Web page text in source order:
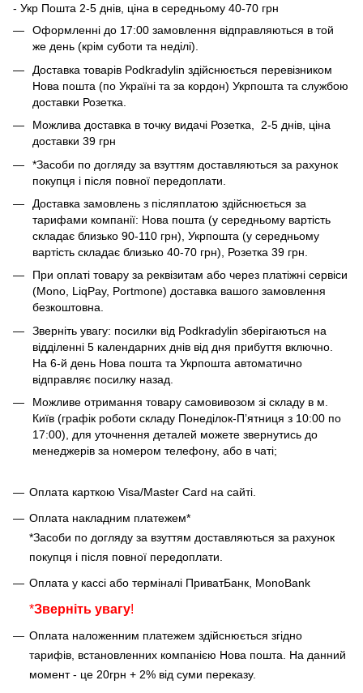
- Укр Пошта 2-5 днів, ціна в середньому 40-70 грн
Оформленні до 17:00 замовлення відправляються в той
же день (крім суботи та неділі).
Доставка товарів Podkradylin здійснюється перевізником
Нова пошта (по Україні та за кордон) Укрпошта та службою
доставки Розетка.
Можлива доставка в точку видачі Розетка, 2-5 днів, ціна
доставки 39 грн
*Засоби по догляду за взуттям доставляються за рахунок
покупця і після повної передоплати.
Доставка замовлень з післяплатою здійснюється за
тарифами компанії: Нова пошта (у середньому вартість
складає близько 90-110 грн), Укрпошта (у середньому
вартість складає близько 40-70 грн), Розетка 39 грн.
При оплаті товару за реквізитам або через платіжні сервіси
(Mono, LiqPay, Portmone) доставка вашого замовлення
безкоштовна.
Зверніть увагу: посилки від Podkradylin зберігаються на
відділенні 5 календарних днів від дня прибуття включно.
На 6-й день Нова пошта та Укрпошта автоматично
відправляє посилку назад.
Можливе отримання товару самовивозом зі складу в м.
Київ (графік роботи складу Понеділок-Пʼятниця з 10:00 по
17:00), для уточнення деталей можете звернутись до
менеджерів за номером телефону, або в чаті;
Оплата карткою Visa/Master Card на сайті.
Оплата накладним платежем*
*Засоби по догляду за взуттям доставляються за рахунок
покупця і після повної передоплати.
Оплата у кассі або терміналі ПриватБанк, MonoBank
*Зверніть увагу!
Оплата наложенним платежем здійснюється згідно
тарифів, встановленних компанією Нова пошта. На данний
момент - це 20грн + 2% від суми переказу.